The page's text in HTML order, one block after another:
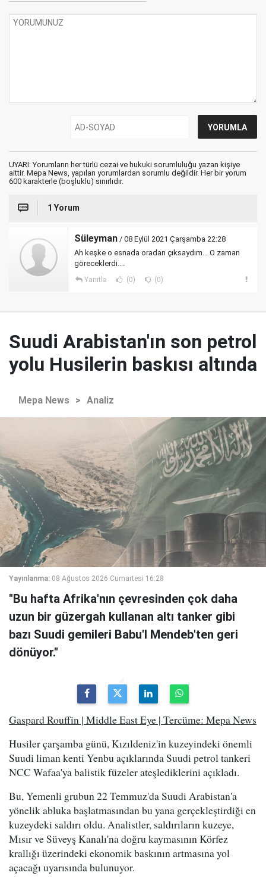
UYARI: Yorumların her türlü cezai ve hukuki sorumluluğu yazan kişiye
aittir. Mepa News, yapılan yorumlardan sorumlu değildir. Her bir yorum
600 karakterle (boşluklu) sınırlıdır.
1 Yorum
Süleyman / 08 Eylül 2021 Çarşamba 22:28
Ah keşke o esnada oradan çıksaydım... O zaman
göreceklerdi....
Yanıtla (0) (0)
Suudi Arabistan'ın son petrol
yolu Husilerin baskısı altında
Mepa News > Analiz
Yayınlanma: 08 Ağustos 2026 Cumartesi 16:28
"Bu hafta Afrika'nın çevresinden çok daha
uzun bir güzergah kullanan altı tanker gibi
bazı Suudi gemileri Babu'l Mendeb'ten geri
dönüyor."
Gaspard Rouffin | Middle East Eye | Tercüme: Mepa News
Husiler çarşamba günü, Kızıldeniz'in kuzeyindeki önemli
Suudi liman kenti Yenbu açıklarında Suudi petrol tankeri
NCC Wafaa'ya balistik füzeler ateşlediklerini açıkladı.
Bu, Yemenli grubun 22 Temmuz'da Suudi Arabistan'a
yönelik abluka başlatmasından bu yana gerçekleştirdiği en
kuzeydeki saldırı oldu. Analistler, saldırıların kuzeye,
Mısır ve Süveyş Kanalı'na doğru kaymasının Körfez
krallığı üzerindeki ekonomik baskının artmasına yol
açacağı uyarısında bulunuyor.